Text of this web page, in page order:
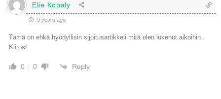
Elie Kopaly
9 years ago
Tämä on ehkä hyödyllisin sijoitusartikkeli mitä olen lukenut aikoihin.
Kiitos!
0 0 Reply